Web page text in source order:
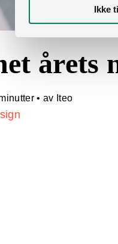
Ikke
årets
• av Iteo